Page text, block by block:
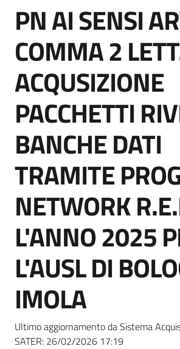
strumenti
di
Supporto
Piattaforme
telematiche
English
site
Seguici
su
Salta al contenuto
PN AI SENSI
COMMA 2
ACQUSIZIONE
PACCHETTI
BANCHE DATI
TRAMITE
NETWORK
L'ANNO 2025
L'AUSL DI
IMOLA
Ultimo aggiornamento da Sistema
SATER: 26/02/2026 17:19